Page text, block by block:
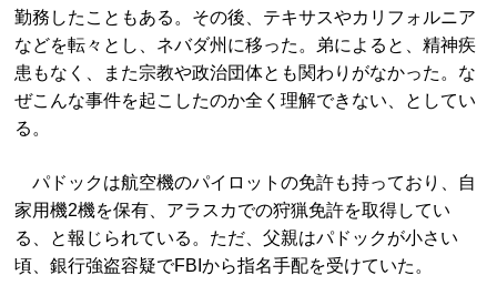
勤務したこともある。その後、テキサスやカリフォルニア
などを転々とし、ネバダ州に移った。弟によると、精神疾
患もなく、また宗教や政治団体とも関わりがなかった。な
ぜこんな事件を起こしたのか全く理解できない、としてい
る。
パドックは航空機のパイロットの免許も持っており、自
家用機2機を保有、アラスカでの狩猟免許を取得してい
る、と報じられている。ただ、父親はパドックが小さい
頃、銀行強盗容疑でFBIから指名手配を受けていた。